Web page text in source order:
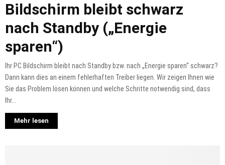
Bildschirm bleibt schwarz
nach Standby („Energie
sparen“)
Ihr PC Bildschirm bleibt nach Standby bzw. nach „Energie sparen“ schwarz?
Dann kann dies an einem fehlerhaften Treiber liegen. Wir zeigen Ihnen wie
Sie das Problem lösen können und welche Schritte notwendig sind, dass
Ihr...
Mehr lesen